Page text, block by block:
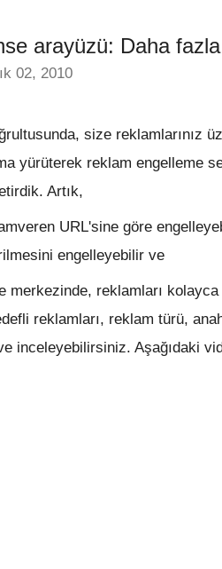
arayüzü: Daha
02, 2010
size reklamlarınız
yürüterek reklam engelleme
Artık,
URL'sine göre
engelleyebilir ve
merkezinde, reklamları
reklamları, reklam türü,
inceleyebilirsiniz. Aşağıdaki